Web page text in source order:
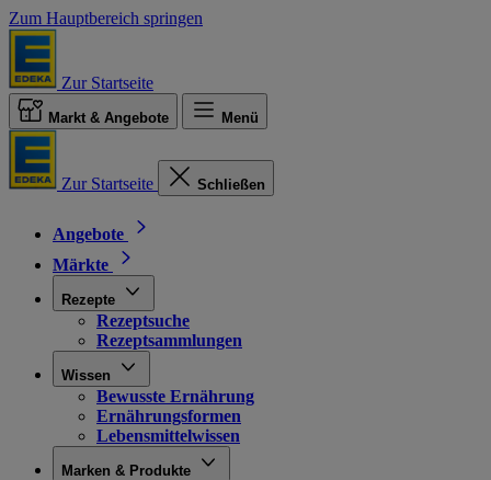
Zum Hauptbereich springen
Zur Startseite
Markt & Angebote Menü
Zur Startseite Schließen
Angebote
Märkte
Rezepte
Rezeptsuche
Rezeptsammlungen
Wissen
Bewusste Ernährung
Ernährungsformen
Lebensmittelwissen
Marken & Produkte